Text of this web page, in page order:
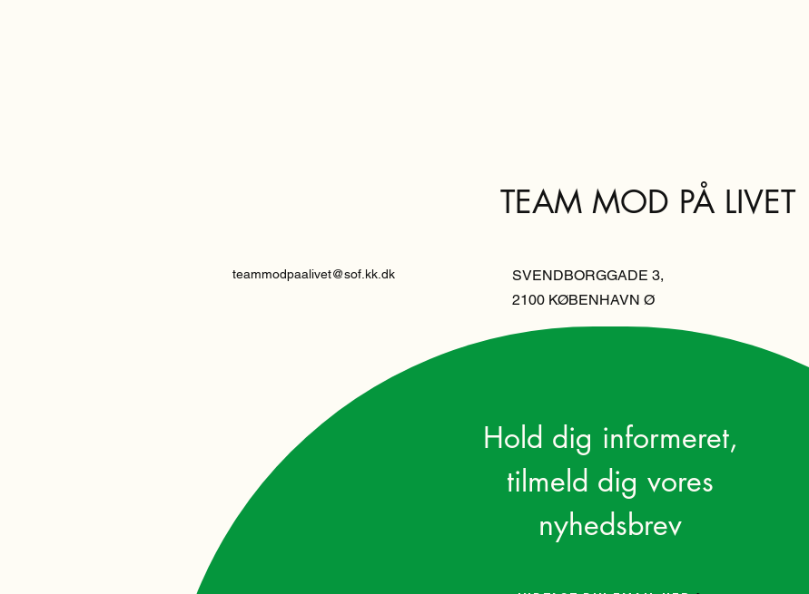
TEAM MOD PÅ LIVET
teammodpaalivet@sof.kk.dk
SVENDBORGGADE 3,
2100 KØBENHAVN Ø
Hold dig informeret,
tilmeld dig vores
nyhedsbrev